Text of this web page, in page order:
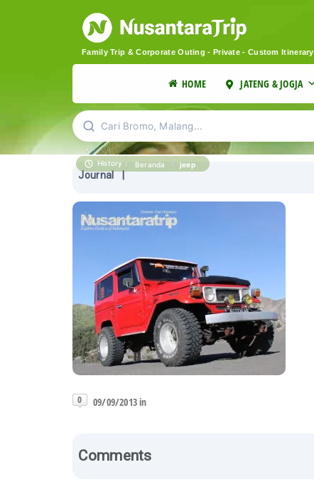
Family Trip & Corporate Outing - Private - Custom Itinerary
HOME JATENG & JOGJA
Cari Bromo, Malang...
History : Beranda » jeep
Journal |
0 09/09/2013 in
Comments